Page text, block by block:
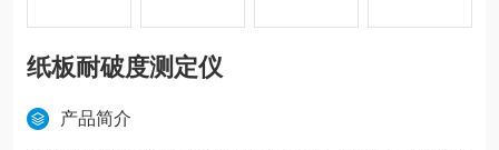
纸板耐破度测定仪
产品简介